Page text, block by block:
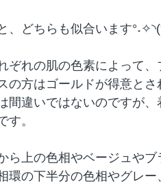
、どちらも似合います
ぞれの肌の色素によって
の方はゴールドが得意と
間違いではないのですが
す。
ら上の色相やベージュや
環の下半分の色相やグレ